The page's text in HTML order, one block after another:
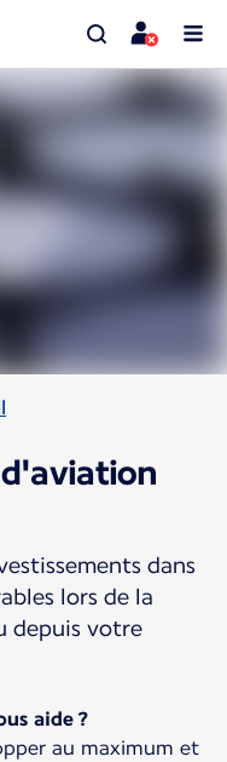
dans
lors de la
depuis votre
aide ?
au maximum et